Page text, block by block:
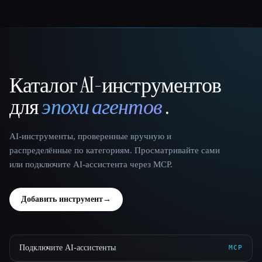
That AI Collection
Каталог AI-инструментов
дляэпохи агентов.
AI-инструменты, проверенные вручную и
распределённые по категориям. Просматривайте сами
или подключите AI-ассистента через MCP.
Добавить инструмент→
Подключите AI-ассистенты MCP